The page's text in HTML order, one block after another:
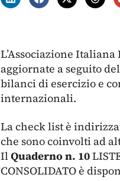
L’Associazione
aggiornate a seguito
bilanci di esercizio e
internazionali.
La check list è
che sono coinvolti ad
IlQuaderno n. 10
CONSOLIDATO è